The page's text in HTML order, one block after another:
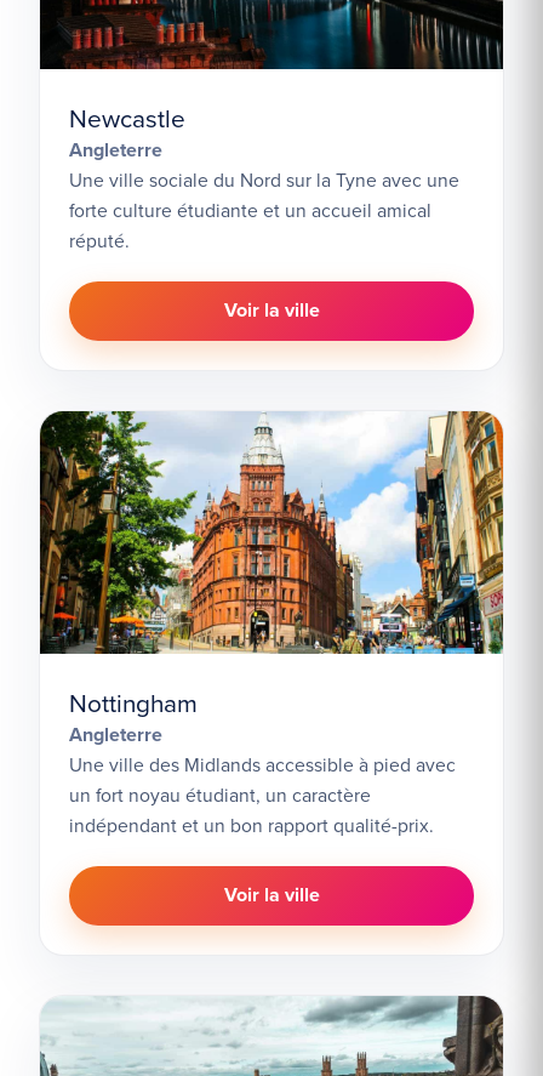
Newcastle
Angleterre
Une ville sociale du Nord sur la Tyne avec une
forte culture étudiante et un accueil amical
réputé.
Voir la ville
Nottingham
Angleterre
Une ville des Midlands accessible à pied avec
un fort noyau étudiant, un caractère
indépendant et un bon rapport qualité-prix.
Voir la ville